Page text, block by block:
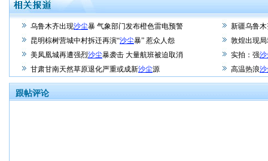
乌鲁木齐出现沙尘暴 气象部门发布橙色雷电预警
新疆乌鲁
昆明棕树营城中村拆迁再演“沙尘暴” 惹众人怨
敦煌出现
美凤凰城再遭强烈沙尘暴袭击 大量航班被迫取消 实拍：强
甘肃甘南天然草原退化严重或成新沙尘源 高温热浪
跟帖评论